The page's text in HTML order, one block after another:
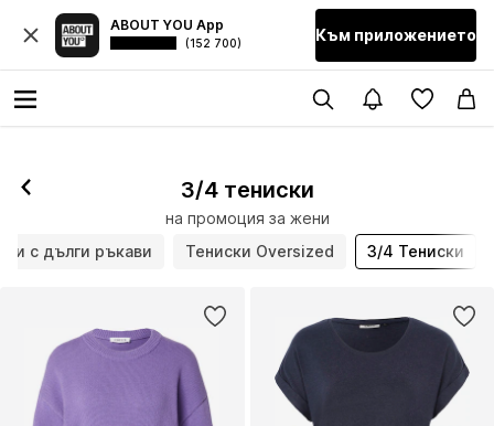
ABOUT YOU App
(152 700) Към приложението
3/4 тениски
на промоция за жени
с дълги ръкави
Тениски Oversized 3/4 Тениски